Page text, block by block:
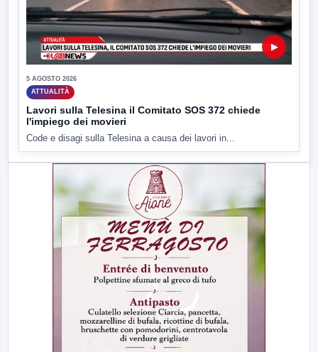
▶
5 AGOSTO 2026
ATTUALITÀ
Lavori sulla Telesina il Comitato SOS 372 chiede
l'impiego dei movieri
Code e disagi sulla Telesina a causa dei lavori in...